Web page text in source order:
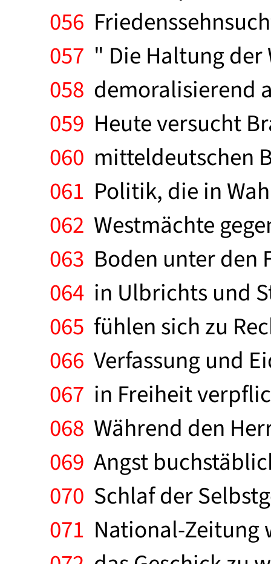
056
057 " Die Haltung
058 demoralisierend
059 Heute versucht
060 mitteldeutschen
061 Politik, die in
062 Westmächte
063 Boden unter den
064 in Ulbrichts und
065 fühlen sich zu
066 Verfassung und
067 in Freiheit
068 Während den
069 Angst
070 Schlaf der
071 National-Zeitung